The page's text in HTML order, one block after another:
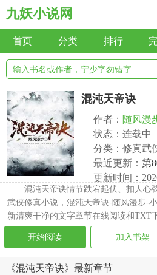
九妖小说网
首页 分类 排行
混沌天帝诀
作者： 随风漫
状态：连载中
分类：修真武
最近更新： 第
更新时间：
混沌天帝诀情节跌宕起伏、扣人心
武侠修真小说，混沌天帝诀-随风漫步-
新清爽干净的文字章节在线阅读和TXT
开始阅读 加入书架
《混沌天帝诀》最新章节